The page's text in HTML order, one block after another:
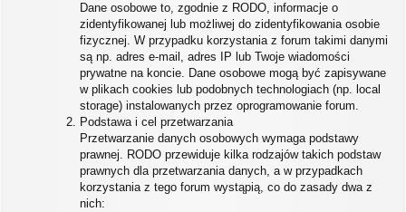
Dane osobowe to, zgodnie z RODO, informacje o
zidentyfikowanej lub możliwej do zidentyfikowania osobie
fizycznej. W przypadku korzystania z forum takimi danymi
są np. adres e-mail, adres IP lub Twoje wiadomości
prywatne na koncie. Dane osobowe mogą być zapisywane
w plikach cookies lub podobnych technologiach (np. local
storage) instalowanych przez oprogramowanie forum.
Podstawa i cel przetwarzania
Przetwarzanie danych osobowych wymaga podstawy
prawnej. RODO przewiduje kilka rodzajów takich podstaw
prawnych dla przetwarzania danych, a w przypadkach
korzystania z tego forum wystąpią, co do zasady dwa z
nich: